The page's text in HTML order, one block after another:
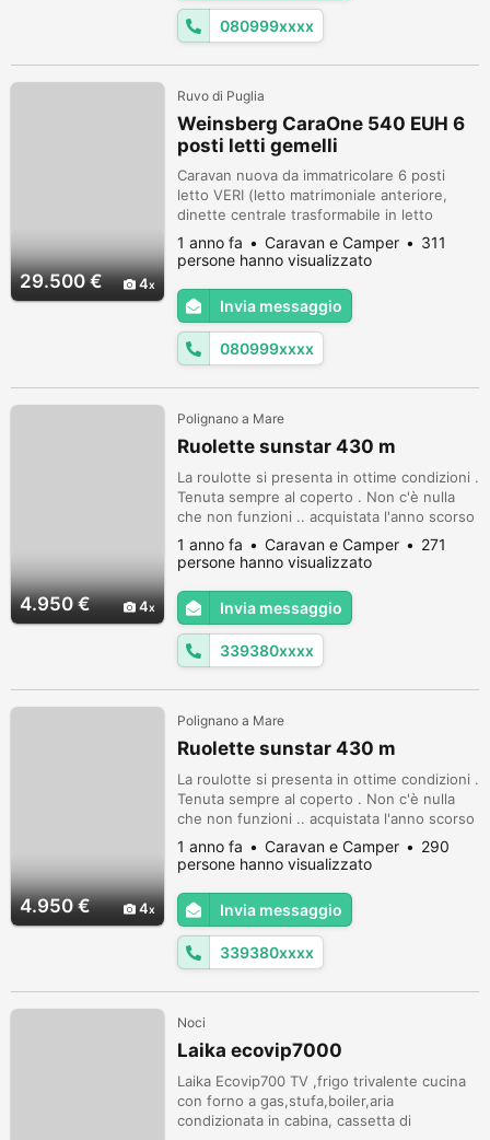
Nuovo telaio Knaus Dyonic superl...
080999xxxx
29.500 € 4
Ruvo di Puglia
Weinsberg CaraOne 540 EUH 6
posti letti gemelli
Caravan nuova da immatricolare 6 posti
letto VERI (letto matrimoniale anteriore,
dinette centrale trasformabile in letto
matrimoniale, letto a castello posteriore con
funzione garage, bagno con doccia
integrata). Dimensioni: Lunghezza 7.43m -
Larghezza 2.32m - Altezza 2.81m - Peso a
pieno carico 1500kg. Dotazioni e accessori:
Nuovo telaio Knaus Dyonic superl...
1 anno fa Caravan e Camper
311
persone hanno visualizzato
Invia messaggio
080999xxxx
4.950 € 4
Polignano a Mare
Ruolette sunstar 430 m
La roulotte si presenta in ottime condizioni .
Tenuta sempre al coperto . Non c'è nulla
che non funzioni .. acquistata l'anno scorso
e usata 1 mese l'estate scorsa . No
perditempo. Grazie
1 anno fa Caravan e Camper
271
persone hanno visualizzato
Invia messaggio
339380xxxx
4.950 € 4
Polignano a Mare
Ruolette sunstar 430 m
La roulotte si presenta in ottime condizioni .
Tenuta sempre al coperto . Non c'è nulla
che non funzioni .. acquistata l'anno scorso
e usata 1 mese l'estate scorsa . No
perditempo. Grazie
1 anno fa Caravan e Camper
290
persone hanno visualizzato
Invia messaggio
339380xxxx
Noci
Laika ecovip7000
Laika Ecovip700 TV ,frigo trivalente cucina
con forno a gas,stufa,boiler,aria
condizionata in cabina, cassetta di